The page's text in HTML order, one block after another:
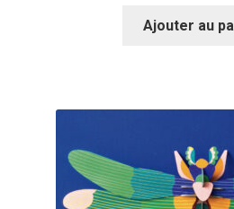
Ajouter au